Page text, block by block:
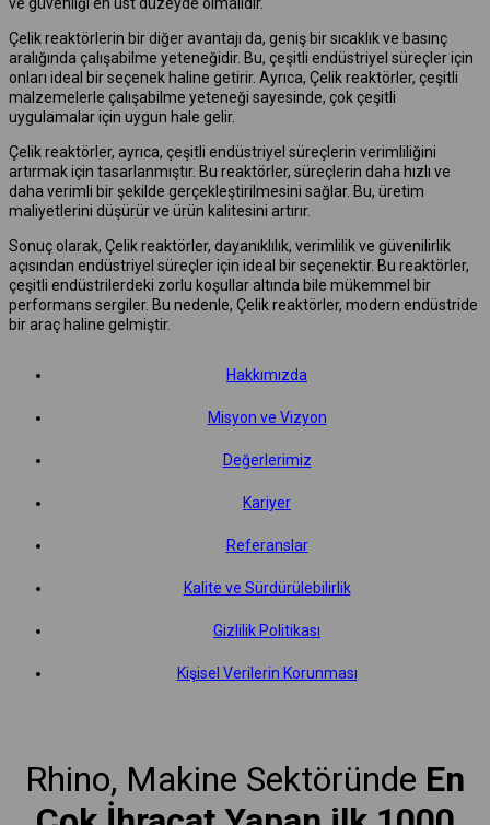
Çelik reaktörlerin bir diğer avantajı da, geniş bir sıcaklık ve basınç
aralığında çalışabilme yeteneğidir. Bu, çeşitli endüstriyel süreçler için
onları ideal bir seçenek haline getirir. Ayrıca, Çelik reaktörler, çeşitli
malzemelerle çalışabilme yeteneği sayesinde, çok çeşitli
uygulamalar için uygun hale gelir.
Çelik reaktörler, ayrıca, çeşitli endüstriyel süreçlerin verimliliğini
artırmak için tasarlanmıştır. Bu reaktörler, süreçlerin daha hızlı ve
daha verimli bir şekilde gerçekleştirilmesini sağlar. Bu, üretim
maliyetlerini düşürür ve ürün kalitesini artırır.
Sonuç olarak, Çelik reaktörler, dayanıklılık, verimlilik ve güvenilirlik
açısından endüstriyel süreçler için ideal bir seçenektir. Bu reaktörler,
çeşitli endüstrilerdeki zorlu koşullar altında bile mükemmel bir
performans sergiler. Bu nedenle, Çelik reaktörler, modern endüstride
bir araç haline gelmiştir.
Hakkımızda
Misyon ve Vizyon
Değerlerimiz
Kariyer
Referanslar
Kalite ve Sürdürülebilirlik
Gizlilik Politikası
Kişisel Verilerin Korunması
Rhino, Makine Sektöründe En